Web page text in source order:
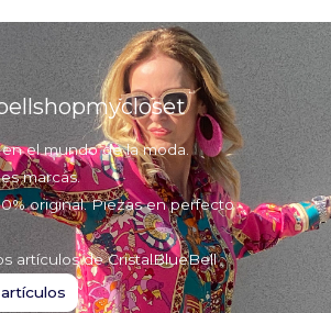
el mundo de la moda.
marcas.
original. Piezas en perfecto
artículos de CristalBlueBell